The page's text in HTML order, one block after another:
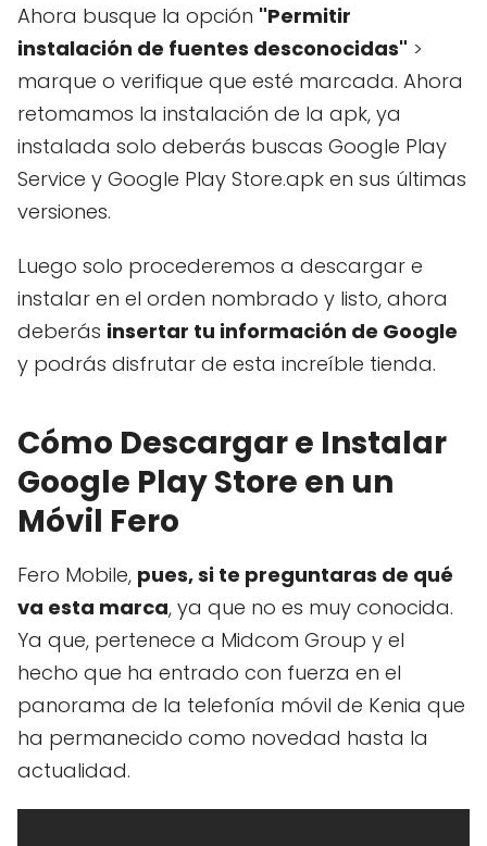
Ahora busque la opción "Permitir
instalación de fuentes desconocidas" >
marque o verifique que esté marcada. Ahora
retomamos la instalación de la apk, ya
instalada solo deberás buscas Google Play
Service y Google Play Store.apk en sus últimas
versiones.
Luego solo procederemos a descargar e
instalar en el orden nombrado y listo, ahora
deberás insertar tu información de Google
y podrás disfrutar de esta increíble tienda.
Cómo Descargar e Instalar
Google Play Store en un
Móvil Fero
Fero Mobile, pues, si te preguntaras de qué
va esta marca, ya que no es muy conocida.
Ya que, pertenece a Midcom Group y el
hecho que ha entrado con fuerza en el
panorama de la telefonía móvil de Kenia que
ha permanecido como novedad hasta la
actualidad.